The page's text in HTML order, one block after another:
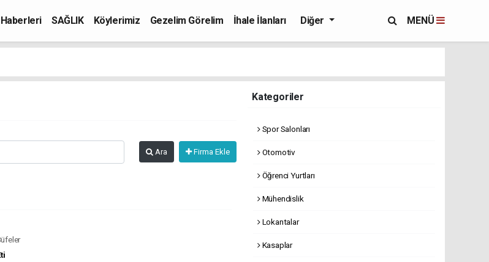
SAĞLIK Köylerimiz Gezelim Görelim
İhale İlanları
Diğer MENÜ
Ara Firma Ekle
Kategoriler
Spor Salonları
Otomotiv
Öğrenci Yurtları
Mühendislik
Lokantalar
Kasaplar